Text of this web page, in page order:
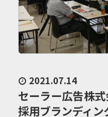
2021.07.14
セーラー広告株
採用ブランディン